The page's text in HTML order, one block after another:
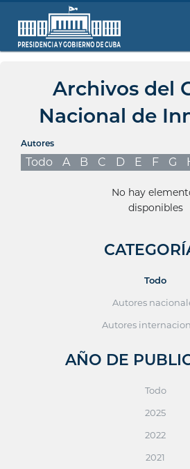
Archivos del
Nacional de
Autores
Todo A B C D E F G
No hay
disponibles
Todo
Autores
Autores
AÑO DE
Todo
2025
2022
2021